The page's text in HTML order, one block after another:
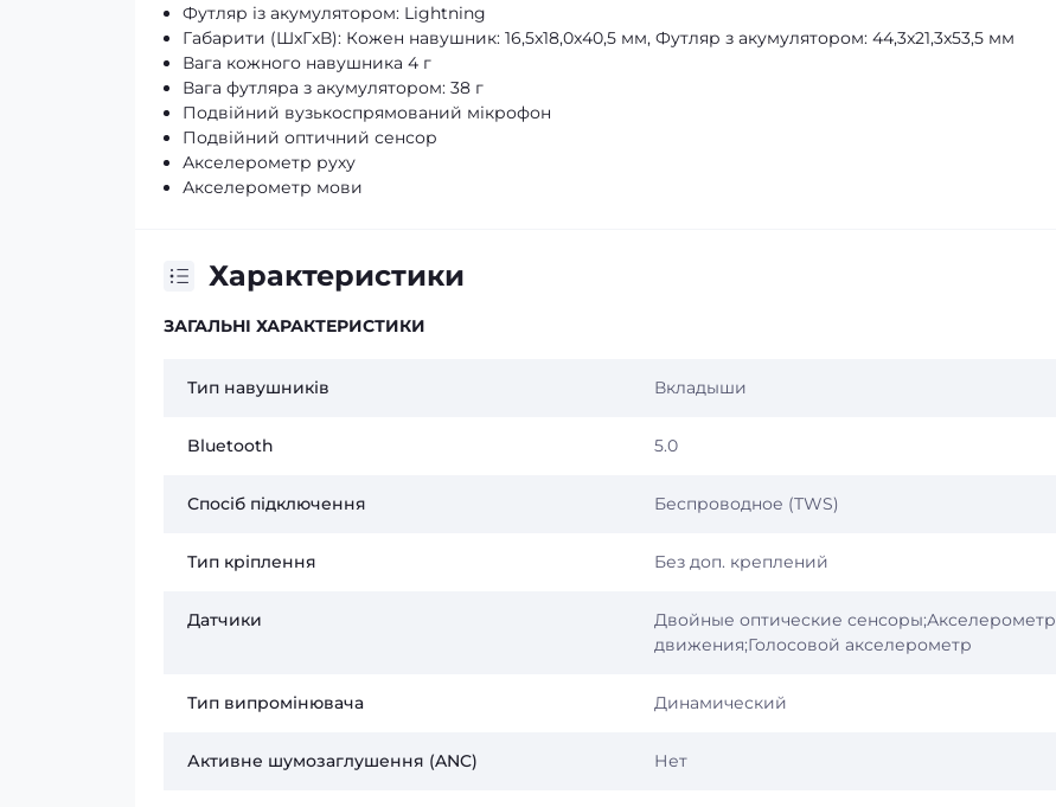
Футляр із акумулятором: Lightning
Габарити (ШxГxВ): Кожен навушник: 16,5x18,0x40,5 мм, Футляр з акумулятором: 44,3x21,3x53,5 мм
Вага кожного навушника 4 г
Вага футляра з акумулятором: 38 г
Подвійний вузькоспрямований мікрофон
Подвійний оптичний сенсор
Акселерометр руху
Акселерометр мови
Характеристики
ЗАГАЛЬНІ ХАРАКТЕРИСТИКИ
Тип навушників Вкладыши
Bluetooth 5.0
Спосіб підключення Беспроводное (TWS)
Тип кріплення Без доп. креплений
Датчики
Двойные оптические сенсоры;Акселерометр
движения;Голосовой акселерометр
Тип випромінювача Динамический
Активне шумозаглушення (ANC) Нет